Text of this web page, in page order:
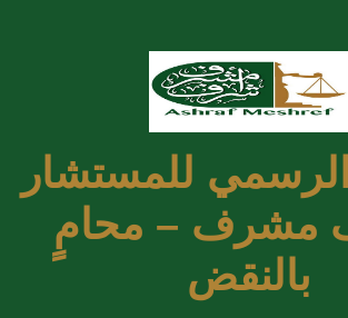
الرسمي للمستشار
مشرف – محامٍ
بالنقض